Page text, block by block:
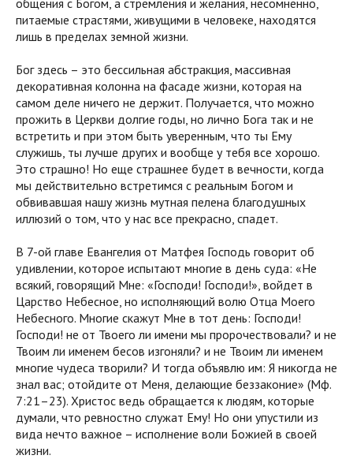
питаемые страстями, живущими в человеке, находятся
лишь в пределах земной жизни.
Бог здесь – это бессильная абстракция, массивная
декоративная колонна на фасаде жизни, которая на
самом деле ничего не держит. Получается, что можно
прожить в Церкви долгие годы, но лично Бога так и не
встретить и при этом быть уверенным, что ты Ему
служишь, ты лучше других и вообще у тебя все хорошо.
Это страшно! Но еще страшнее будет в вечности, когда
мы действительно встретимся с реальным Богом и
обвивавшая нашу жизнь мутная пелена благодушных
иллюзий о том, что у нас все прекрасно, спадет.
В 7-ой главе Евангелия от Матфея Господь говорит об
удивлении, которое испытают многие в день суда: «Не
всякий, говорящий Мне: «Господи! Господи!», войдет в
Царство Небесное, но исполняющий волю Отца Моего
Небесного. Многие скажут Мне в тот день: Господи!
Господи! не от Твоего ли имени мы пророчествовали? и не
Твоим ли именем бесов изгоняли? и не Твоим ли именем
многие чудеса творили? И тогда объявлю им: Я никогда не
знал вас; отойдите от Меня, делающие беззаконие» (Мф.
7:21–23). Христос ведь обращается к людям, которые
думали, что ревностно служат Ему! Но они упустили из
вида нечто важное – исполнение воли Божией в своей
жизни.